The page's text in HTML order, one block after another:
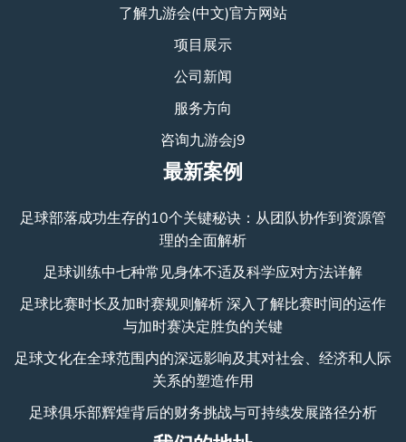
了解九游会(中文)官方网站
项目展示
公司新闻
服务方向
咨询九游会j9
最新案例
足球部落成功生存的10个关键秘诀：从团队协作到资源管
理的全面解析
足球训练中七种常见身体不适及科学应对方法详解
足球比赛时长及加时赛规则解析 深入了解比赛时间的运作
与加时赛决定胜负的关键
足球文化在全球范围内的深远影响及其对社会、经济和人际
关系的塑造作用
足球俱乐部辉煌背后的财务挑战与可持续发展路径分析